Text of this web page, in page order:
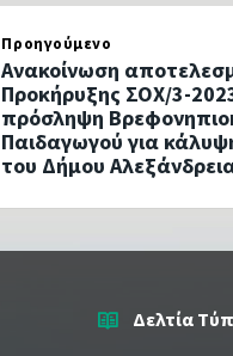
Προηγούμενο
Ανακοίνωση
Προκήρυξης ΣΟΧ/3-
πρόσληψη
Παιδαγωγού για
του Δήμου
Δελτία